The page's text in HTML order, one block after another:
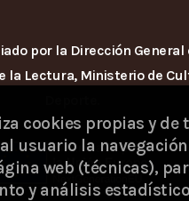
por la Dirección General
la Lectura, Ministerio de
cookies propias y de
usuario la
web (técnicas),
y análisis